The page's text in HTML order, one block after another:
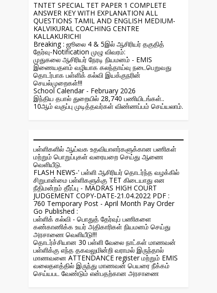
TNTET SPECIAL TET PAPER 1 COMPLETE
ANSWER KEY WITH EXPLANATION ALL
QUESTIONS TAMIL AND ENGLISH MEDIUM-
KALVIKURAL COACHING CENTRE
KALLAKURICHI
Breaking : ஜூலை 4 & 5இல் ஆசிரியர் தகுதித்
தேர்வு-Notification முழு விவரம்:
முதுகலை ஆசிரியர் நேரடி நியமனம் - EMIS
இணையதளம் வழியாக கலந்தாய்வு நடைபெறுவது
தொடர்பாக பள்ளிக் கல்வி இயக்குநரின்
செயல்முறைகள்!!!
School Calendar - February 2026
இந்திய தபால் துறையில் 28,740 பணியிடங்கள்..
10ஆம் வகுப்பு முடித்தவர்கள் விண்ணப்பம் செய்யலாம்.
பள்ளிகளில் ஆய்வக உதவியாளர்களுக்கான பணிகள்
மற்றும் பொறுப்புகள் வரையறை செய்து ஆணை
வெளியீடு.
FLASH NEWS-' பள்ளி ஆசிரியர் தொடர்ந்த வழக்கில்
சிறுபான்மை பள்ளிகளுக்கு TET கிடையாது என
நீதிமன்றம் தீர்ப்பு - MADRAS HIGH COURT
JUDGEMENT COPY-DATE-21.04.2022 PDF :
760 Temporary Post - April Month Pay Order
Go Published :
பள்ளிக் கல்வி - பொதுத் தேர்வுப் பணிகளை
கண்காணிக்க உயர் அதிகாரிகள் நியமனம் செய்து
அரசாணை வெளியீடு!!!
தொடர்ச்சியான 30 பள்ளி வேலை நாட்கள் மாணவன்
பள்ளிக்கு எந்த தகவலுமின்றி வராமல் இருந்தால்
மாணவனை ATTENDANCE register மற்றும் EMIS
வலைதளத்தில் இருந்து மாணவன் பெயரை நீக்கம்
செய்யபட வேண்டும் என்பதற்கான அரசாணை